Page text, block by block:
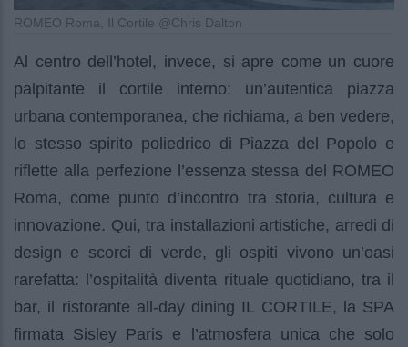
ROMEO Roma, Il Cortile @Chris Dalton
Al centro dell’hotel, invece, si apre come un cuore
palpitante il cortile interno: un’autentica piazza
urbana contemporanea, che richiama, a ben vedere,
lo stesso spirito poliedrico di Piazza del Popolo e
riflette alla perfezione l’essenza stessa del ROMEO
Roma, come punto d’incontro tra storia, cultura e
innovazione. Qui, tra installazioni artistiche, arredi di
design e scorci di verde, gli ospiti vivono un’oasi
rarefatta: l’ospitalità diventa rituale quotidiano, tra il
bar, il ristorante all-day dining IL CORTILE, la SPA
firmata Sisley Paris e l’atmosfera unica che solo